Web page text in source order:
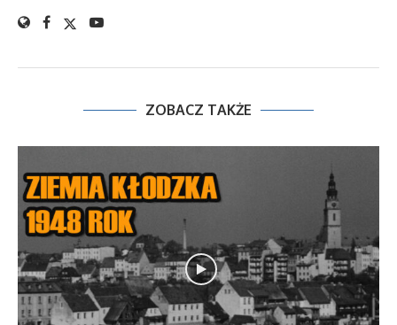
ZOBACZ TAKŻE